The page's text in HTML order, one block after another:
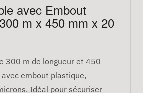
avec Embout
m x 450 mm x 20
300 m de longueur et 450
embout plastique,
Idéal pour sécuriser